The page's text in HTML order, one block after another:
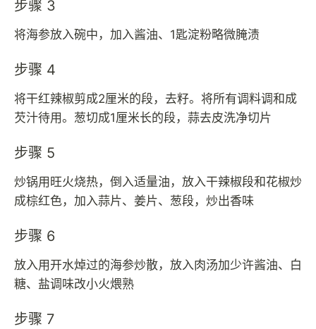
步骤 3
将海参放入碗中，加入酱油、1匙淀粉略微腌渍
步骤 4
将干红辣椒剪成2厘米的段，去籽。将所有调料调和成
芡汁待用。葱切成1厘米长的段，蒜去皮洗净切片
步骤 5
炒锅用旺火烧热，倒入适量油，放入干辣椒段和花椒炒
成棕红色，加入蒜片、姜片、葱段，炒出香味
步骤 6
放入用开水焯过的海参炒散，放入肉汤加少许酱油、白
糖、盐调味改小火煨熟
步骤 7